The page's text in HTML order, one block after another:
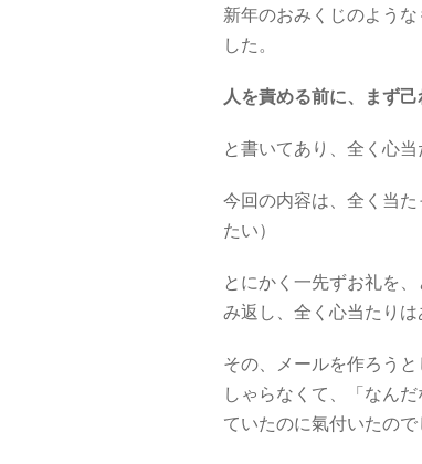
新年のおみくじのよう
した。
人を責める前に、まず
と書いてあり、全く心
今回の内容は、全く当
たい）
とにかく一先ずお礼を
み返し、全く心当たり
その、メールを作ろう
しゃらなくて、「なん
ていたのに氣付いたので